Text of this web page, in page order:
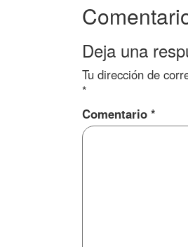
Deja una
Tu dirección de
*
Comentario *